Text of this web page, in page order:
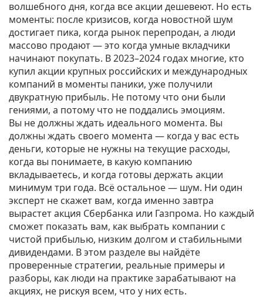
волшебного дня, когда все акции дешевеют. Но есть
моменты: после кризисов, когда новостной шум
достигает пика, когда рынок перепродан, а люди
массово продают — это когда умные вкладчики
начинают покупать. В 2023–2024 годах многие, кто
купил акции крупных российских и международных
компаний в моменты паники, уже получили
двукратную прибыль. Не потому что они были
гениями, а потому что не поддались эмоциям.
Вы не должны ждать идеального момента. Вы
должны ждать своего момента — когда у вас есть
деньги, которые не нужны на текущие расходы,
когда вы понимаете, в какую компанию
вкладываетесь, и когда готовы держать акции
минимум три года. Всё остальное — шум. Ни один
эксперт не скажет вам, когда именно завтра
вырастет акция Сбербанка или Газпрома. Но каждый
сможет показать вам, как выбрать компании с
чистой прибылью, низким долгом и стабильными
дивидендами. В этом разделе вы найдёте
проверенные стратегии, реальные примеры и
разборы, как люди на практике зарабатывают на
акциях, не рискуя всем, что у них есть.